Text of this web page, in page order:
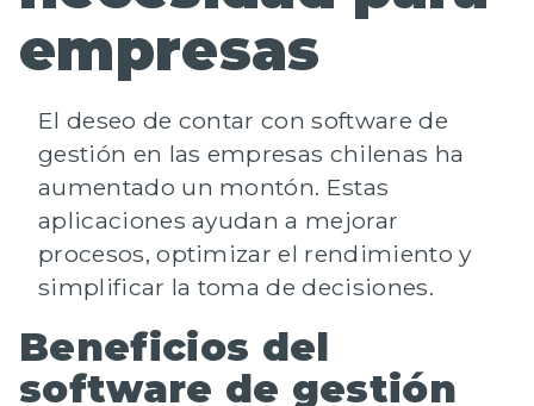
empresas
El deseo de contar con software de
gestión en las empresas chilenas ha
aumentado un montón. Estas
aplicaciones ayudan a mejorar
procesos, optimizar el rendimiento y
simplificar la toma de decisiones.
Beneficios del
software de gestión